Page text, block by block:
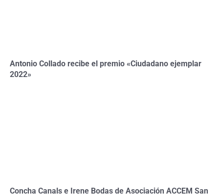
Antonio Collado recibe el premio «Ciudadano ejemplar
2022»
Concha Canals e Irene Bodas de Asociación ACCEM San